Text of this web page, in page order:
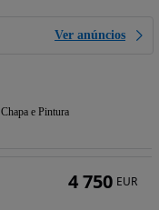
Ver anúncios
Chapa e Pintura
4 750 EUR